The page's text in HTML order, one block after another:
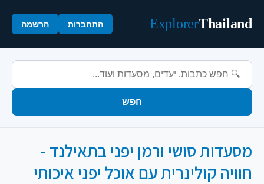
Thailand
Explorer התחברות הרשמה
חפש
מסעדות סושי ורמן יפני בתאילנד -
חוויה קולינרית עם אוכל יפני איכותי